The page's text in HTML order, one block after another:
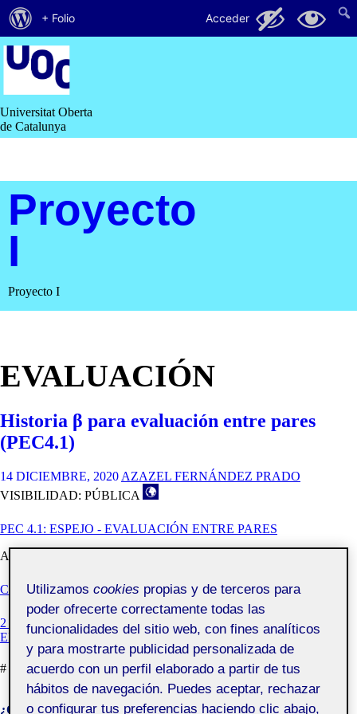
Saltar
contenido
Universitat Oberta
de Catalunya
Proyecto
I
Proyecto I
EVALUACIÓN
Historia β para evaluación entre pares
(PEC4.1)
14 DICIEMBRE, 2020 AZAZEL FERNÁNDEZ PRADO
VISIBILIDAD: PÚBLICA
PEC 4.1: ESPEJO - EVALUACIÓN ENTRE PARES
A día de hoy casi he terminado de escribir la historia.
Continua leyendo «Historia
para
evaluación
entre
(PEC4.1)»
2 COMENTARIOSEN
HISTORIA
Β
PARA
EVALUACIÓN
ENTRE
PARES
ENVÍA MENSAJE AL AUTOR
# historia β,evaluación, estado intermedio, solo digital
¿Qué es una Ágora?
Acerca
de
WordPress
+ Folio Acceder 66 23
Utilizamoscookies propias y de terceros para
poder ofrecerte correctamente todas las
funcionalidades del sitio web, con fines analíticos
y para mostrarte publicidad personalizada de
acuerdo con un perfil elaborado a partir de tus
hábitos de navegación. Puedes aceptar, rechazar
o configurar tus preferencias haciendo clic abajo,